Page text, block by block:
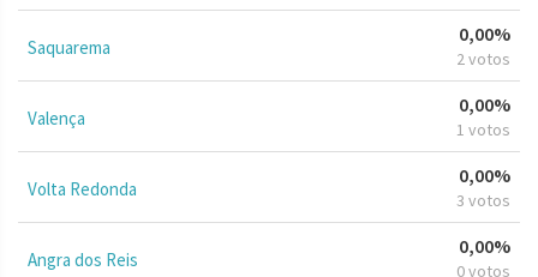
Saquarema
0,00%
2 votos
Valença
0,00%
1 votos
Volta Redonda
0,00%
3 votos
Angra dos Reis
0,00%
0 votos